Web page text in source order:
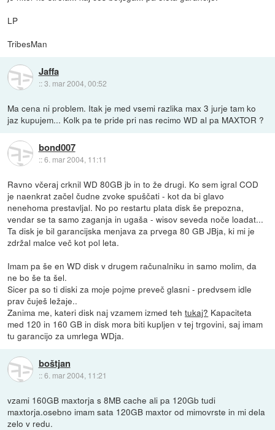
LP
TribesMan
Jaffa
::3. mar 2004, 00:52
Ma cena ni problem. Itak je med vsemi razlika max 3 jurje tam ko
jaz kupujem... Kolk pa te pride pri nas recimo WD al pa MAXTOR ?
bond007
::6. mar 2004, 11:11
Ravno včeraj crknil WD 80GB jb in to že drugi. Ko sem igral COD
je naenkrat začel čudne zvoke spuščati - kot da bi glavo
nenehoma prestavljal. No po restartu plata disk še prepozna,
vendar se ta samo zaganja in ugaša - wisov seveda noče loadat...
Ta disk je bil garancijska menjava za prvega 80 GB JBja, ki mi je
zdržal malce več kot pol leta.
Imam pa še en WD disk v drugem računalniku in samo molim, da
ne bo še ta šel.
Sicer pa so ti diski za moje pojme preveč glasni - predvsem idle
prav čuješ ležaje..
Zanima me, kateri disk naj vzamem izmed tehtukaj? Kapaciteta
med 120 in 160 GB in disk mora biti kupljen v tej trgovini, saj imam
tu garancijo za umrlega WDja.
boštjan
::6. mar 2004, 11:21
vzami 160GB maxtorja s 8MB cache ali pa 120Gb tudi
maxtorja.osebno imam sata 120GB maxtor od mimovrste in mi dela
zelo v redu.